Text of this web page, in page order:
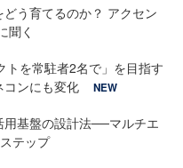
う育てるのか？ アクセン
聞く
を常駐者2名で」を目指す
ンにも変化
NEW
基盤の設計法──マルチエ
テップ